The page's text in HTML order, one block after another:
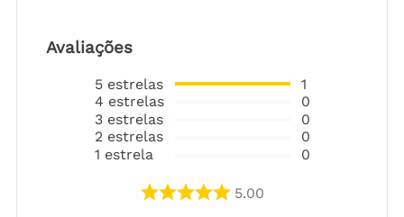
Avaliações
5 estrelas
4 estrelas
3 estrelas
2 estrelas
1 estrela
1
0
0
0
0
5.00